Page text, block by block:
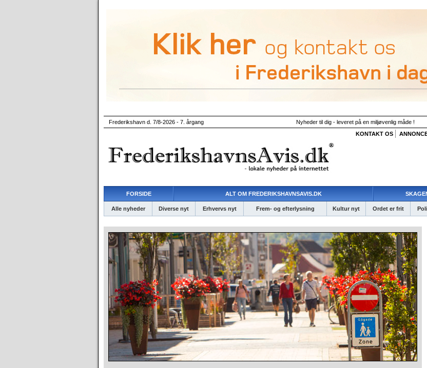
Frederikshavn d. 7/8-2026 - 7. årgang Nyheder til dig - leveret på en miljøvenlig måde !
KONTAKT OS
FORSIDE ALT OM FREDERIKSHAVNSAVIS.DK
Alle nyheder Diverse nyt Erhvervs nyt Frem- og efterlysning Kultur nyt Ordet er frit